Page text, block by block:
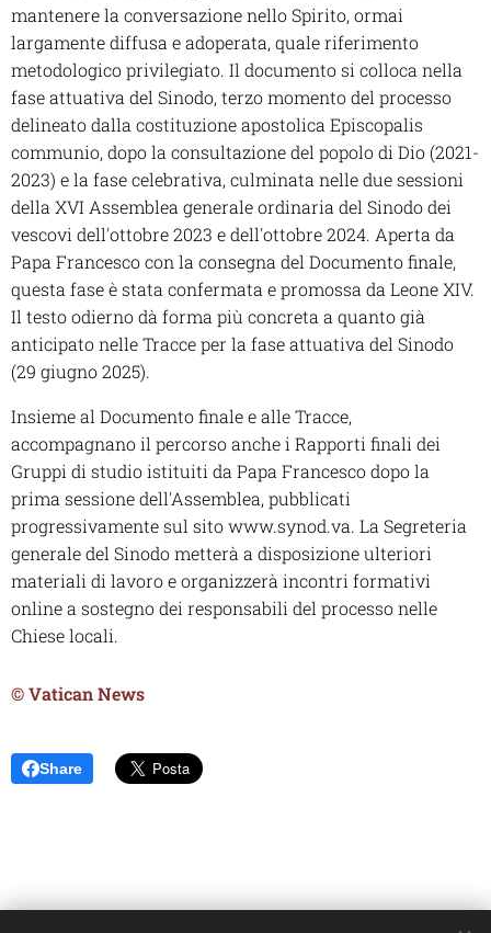
mantenere la conversazione nello Spirito, ormai
largamente diffusa e adoperata, quale riferimento
metodologico privilegiato. Il documento si colloca nella
fase attuativa del Sinodo, terzo momento del processo
delineato dalla costituzione apostolica Episcopalis
communio, dopo la consultazione del popolo di Dio (2021-
2023) e la fase celebrativa, culminata nelle due sessioni
della XVI Assemblea generale ordinaria del Sinodo dei
vescovi dell'ottobre 2023 e dell'ottobre 2024. Aperta da
Papa Francesco con la consegna del Documento finale,
questa fase è stata confermata e promossa da Leone XIV.
Il testo odierno dà forma più concreta a quanto già
anticipato nelle Tracce per la fase attuativa del Sinodo
(29 giugno 2025).
Insieme al Documento finale e alle Tracce,
accompagnano il percorso anche i Rapporti finali dei
Gruppi di studio istituiti da Papa Francesco dopo la
prima sessione dell'Assemblea, pubblicati
progressivamente sul sito www.synod.va. La Segreteria
generale del Sinodo metterà a disposizione ulteriori
materiali di lavoro e organizzerà incontri formativi
online a sostegno dei responsabili del processo nelle
Chiese locali.
© Vatican News
Share